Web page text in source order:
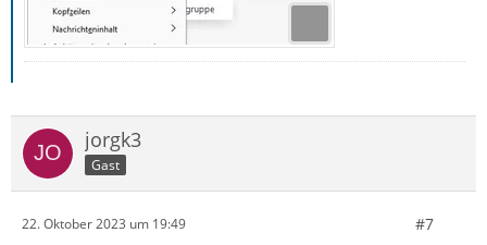
jorgk3
Gast
22. Oktober 2023 um 19:49 #7